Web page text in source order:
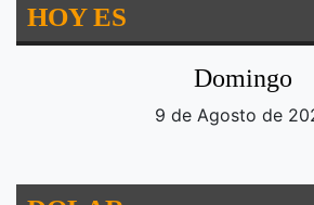
HOY ES
Domingo
9 de Agosto de